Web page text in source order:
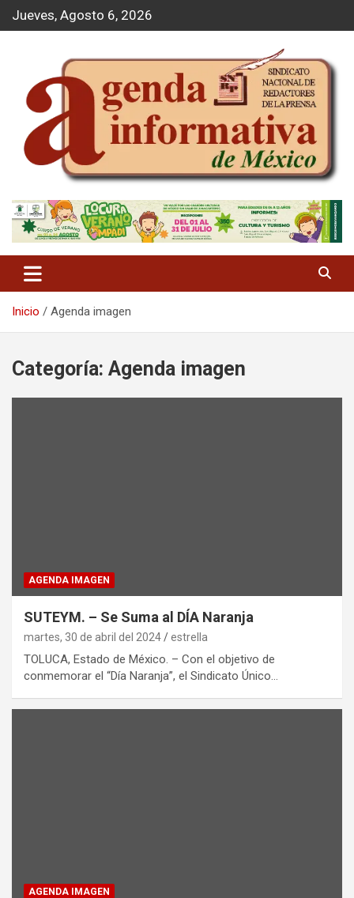
d
Jueves, Agosto 6, 2026
Agenda Informativa
Inicio Agenda imagen
Categoría: Agenda imagen
AGENDA IMAGEN
SUTEYM. – Se Suma al DÍA Naranja
martes, 30 de abril del 2024 estrella
TOLUCA, Estado de México. – Con el objetivo de
conmemorar el “Día Naranja”, el Sindicato Único…
AGENDA IMAGEN